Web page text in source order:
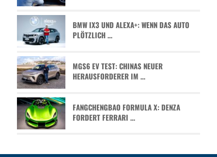
BMW IX3 UND ALEXA+: WENN DAS AUTO
PLÖTZLICH …
MGS6 EV TEST: CHINAS NEUER
HERAUSFORDERER IM …
FANGCHENGBAO FORMULA X: DENZA
FORDERT FERRARI …